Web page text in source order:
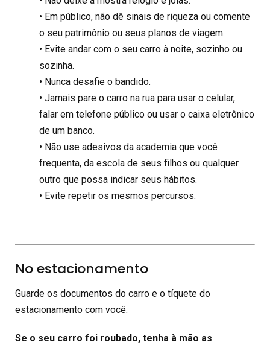
• Em público, não dê sinais de riqueza ou comente
o seu patrimônio ou seus planos de viagem.
• Evite andar com o seu carro à noite, sozinho ou
sozinha.
• Nunca desafie o bandido.
• Jamais pare o carro na rua para usar o celular,
falar em telefone público ou usar o caixa eletrônico
de um banco.
• Não use adesivos da academia que você
frequenta, da escola de seus filhos ou qualquer
outro que possa indicar seus hábitos.
• Evite repetir os mesmos percursos.
No estacionamento
Guarde os documentos do carro e o tíquete do
estacionamento com você.
Se o seu carro foi roubado, tenha à mão as